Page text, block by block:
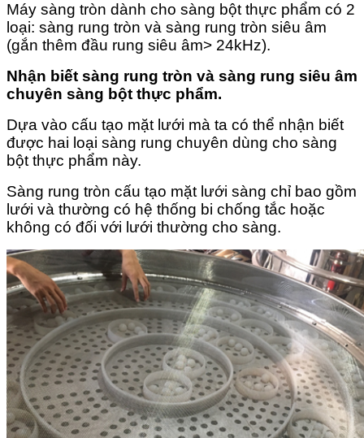
Máy sàng tròn dành cho sàng bột thực phẩm có 2
loại: sàng rung tròn và sàng rung tròn siêu âm
(gắn thêm đầu rung siêu âm> 24kHz).
Nhận biết sàng rung tròn và sàng rung siêu âm
chuyên sàng bột thực phẩm.
Dựa vào cấu tạo mặt lưới mà ta có thể nhận biết
được hai loại sàng rung chuyên dùng cho sàng
bột thực phẩm này.
Sàng rung tròn cấu tạo mặt lưới sàng chỉ bao gồm
lưới và thường có hệ thống bi chống tắc hoặc
không có đối với lưới thường cho sàng.